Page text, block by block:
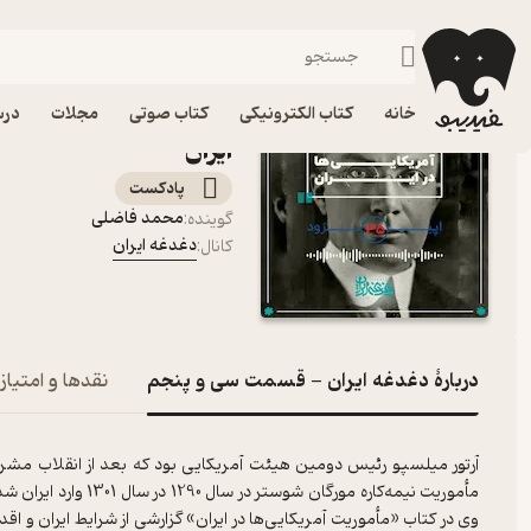
خانه کتاب الکترونیکی کتاب صوتی مجلات
فیدیبو پادکست‌ها
اپیزود دغدغه
ایران
پادکست‌
گوینده:محمد فاضلی
کانال:دغدغه ایران
دربارۀ دغدغه ایران - قسمت سی و پنجم نقدها و
آرتور میلسپو رئیس دومین هیئت آمریکایی بود که بعد از انقلاب
وی در کتاب «مأموریت آمریکایی‌ها در ایران» گزارشی از شرایط ایران و